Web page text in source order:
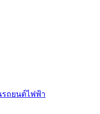
ถยนต์ไฟฟ้า